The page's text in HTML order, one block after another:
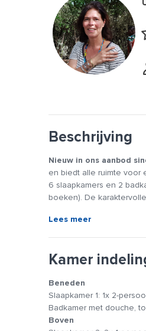
Beschrijving
Nieuw in ons aanbod
en biedt alle ruimte voor
6 slaapkamers en 2
boeken). De
strand, fietstochten en
De woonkamer is
met de hele groep kunt
oven, combimagnetron,
een tafeltje in de
houden. Voor kinderen
Lees meer
Kamer
Beneden
Slaapkamer 1: 1x 2-
Badkamer met douche,
Boven